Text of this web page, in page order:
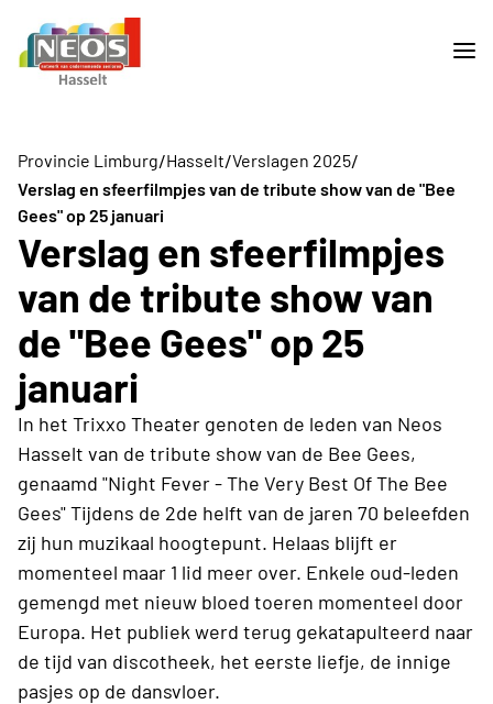
Provincie Limburg/Hasselt/Verslagen 2025/
Verslag en sfeerfilmpjes van de tribute show van de "Bee
Gees" op 25 januari
Verslag en sfeerfilmpjes
van de tribute show van
de "Bee Gees" op 25
januari
In het Trixxo Theater genoten de leden van Neos
Hasselt van de tribute show van de Bee Gees,
genaamd "Night Fever - The Very Best Of The Bee
Gees" Tijdens de 2de helft van de jaren 70 beleefden
zij hun muzikaal hoogtepunt. Helaas blijft er
momenteel maar 1 lid meer over. Enkele oud-leden
gemengd met nieuw bloed toeren momenteel door
Europa. Het publiek werd terug gekatapulteerd naar
de tijd van discotheek, het eerste liefje, de innige
pasjes op de dansvloer.